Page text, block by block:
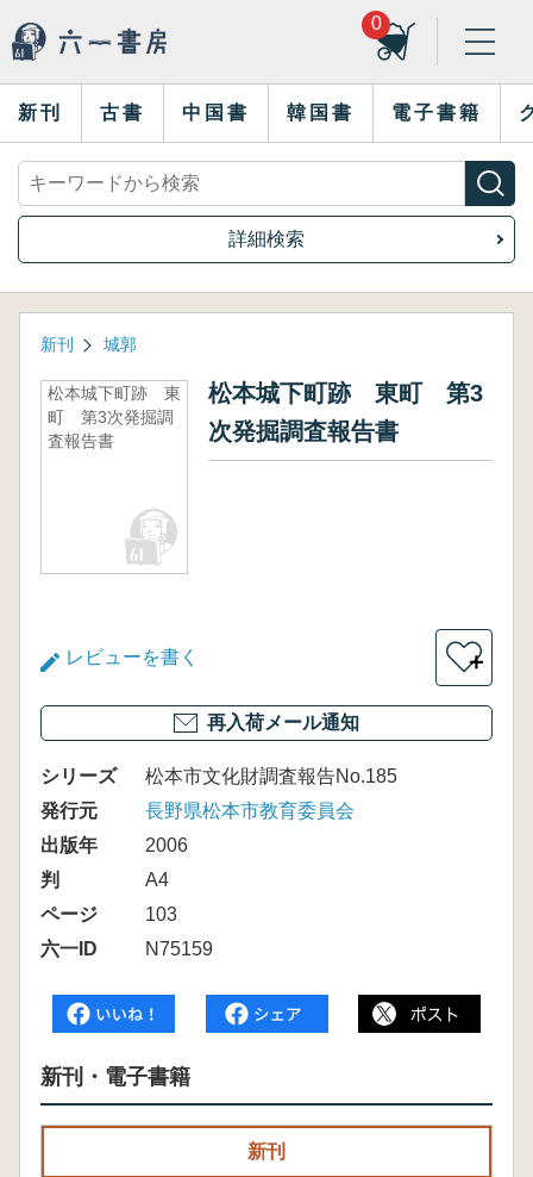
0
新刊 古書 中国書 韓国書 電子書籍
詳細検索
新刊 城郭
松本城下町跡 東
町 第3次発掘調
査報告書
松本城下町跡 東町 第3
次発掘調査報告書
レビューを書く ＋
再入荷メール通知
シリーズ
松本市文化財調査報告No.185
発行元
長野県松本市教育委員会
出版年
2006
判
A4
ページ
103
六一ID
N75159
新刊・電子書籍
新刊